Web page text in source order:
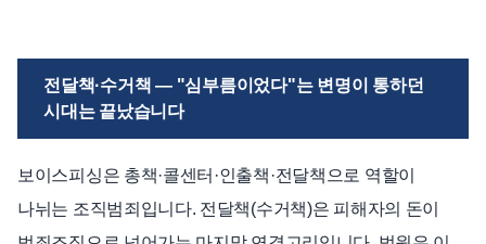
전달책·수거책 — "심부름이었다"는 변명이 통하던
시대는 끝났습니다
보이스피싱은 총책·콜센터·인출책·전달책으로 역할이
나뉘는 조직범죄입니다. 전달책(수거책)은 피해자의 돈이